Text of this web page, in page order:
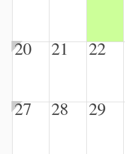
20 21 22
27 28 29